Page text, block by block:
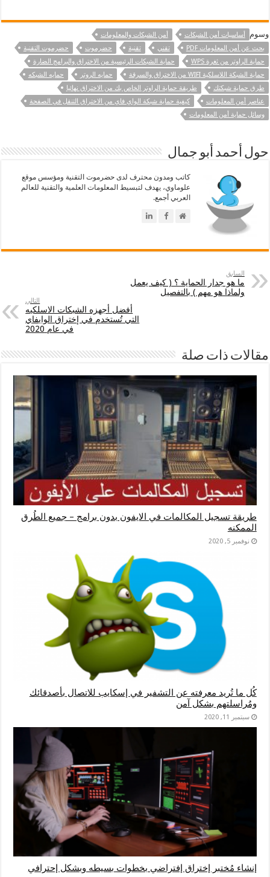
وسوم أساسيات أمن الشبكات
أمن الشبكات والمعلومات
بحث عن أمن المعلومات PDF
تقني تقنية حضرموت
حضرموت التقنية
حماية الراوتر من ثغرة WPS
حماية الشبكات الرئيسية من الاختراق والبرامج الضارة
حماية الشبكة اللاسلكية WIFI من الاختراق والسرقة
حمايه الروتر
حمايه الشبكه
طرق حماية شبكتك
طريقة حماية الراوتر الخاص بك من الاختراق نهائيا
عناصر أمن المعلومات
كيفية حماية شبكة الواي فاي من الاختراق التنقل في الصفحة
وسائل حماية أمن المعلومات
حول أحمد أبو جمال
كاتب ومدون محترف لدى حضرموت التقنية ومؤسس موقع
علوماوي، يهدف لتبسيط المعلومات العلمية والتقنية للعالم
العربي أجمع.
السابق
ما هو جدار الحماية ؟ ( كيف يعمل
ولماذا هو مهم ) بالتفصيل
التالي
أفضل أجهزه الشبكات الاسلكيه
التي تُستخدم في إختراق الوايفاي
في عام 2020
مقالات ذات صلة
طريقة تسجيل المكالمات في الايفون بدون برامج – جميع الطُرق
الممكنه
نوفمبر 5, 2020
كُل ما تُريد معرفته عن التشفير في إسكايب للاتصال بأصدقائك
ومُراسلتهم بشكل آمن
سبتمبر 11, 2020
إنشاء مُختبر إختراق إفتراضي بخطوات بسيطه وبشكل إحترافي